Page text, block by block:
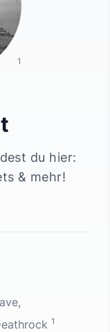
du hier:
& mehr!
1
1